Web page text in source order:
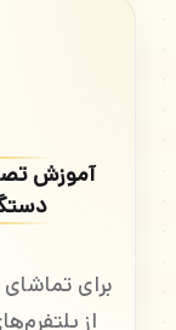
آموزش
برای
از